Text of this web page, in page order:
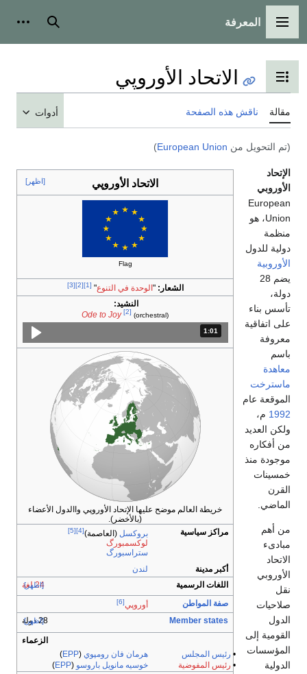
القائمة الرئيسية
المعرفة بحث
تبديل عرض جدول المحتويات
الاتحاد الأوروپي
مقالة ناقش هذه الصفحة أدوات
(تم التحويل من European Union
)
الاتحاد الأوروپي [اظهر]
Flag
الشعار:" الوحدة في التنوع"
[1]
[2]
[3]
النشيد:
Ode to Joy
[2] (orchestral)
المدة: دقائق و 1 ثواني.
1:01
خريطة العالم موضح عليها الإتحاد الأوروپي واالدول الأعضاء
(بالأخضر).
مراكز سياسية
بروكسل (العاصمة)[4]
[5]
لوكسمبورگ
ستراسبورگ
أكبر مدينة
لندن
اللغات الرسمية
24 لغة
[اظهر]
صفة المواطن أوروپي[6]
Member states 28 دولة[اظهر]
الزعماء
• رئيس المجلس هرمان فان رومپوي (
EPP
)
• رئيس المفوضية خوسيه مانويل باروسو (
EPP
)
الإتحاد
الأوروبي
European
Union، هو
منظمة
دولية للدول
الأوروبية
يضم 28
دولة،
تأسس بناء
على اتفاقية
معروفة
باسم
معاهدة
ماسترخت
الموقعة عام
1992 م،
ولكن العديد
من أفكاره
موجودة منذ
خمسينات
القرن
الماضي.
من أهم
مبادىء
الاتحاد
الأوروبي
نقل
صلاحيات
الدول
القومية إلى
المؤسسات
الدولية